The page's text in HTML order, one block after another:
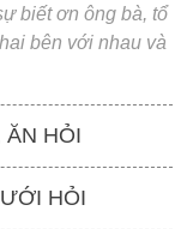
biết ơn ông bà, tổ
bên với nhau và
ĂN HỎI
HỎI